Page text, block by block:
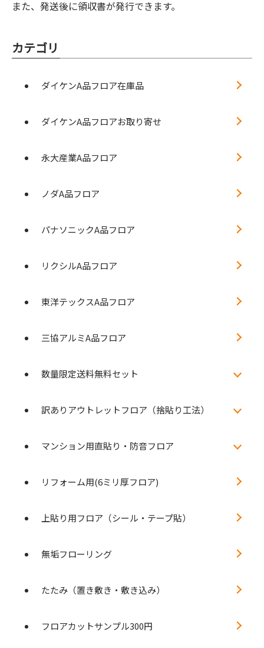
また、発送後に領収書が発行できます。
カテゴリ
ダイケンA品フロア在庫品
ダイケンA品フロアお取り寄せ
永大産業A品フロア
ノダA品フロア
パナソニックA品フロア
リクシルA品フロア
東洋テックスA品フロア
三協アルミA品フロア
数量限定送料無料セット
訳ありアウトレットフロア（捨貼り工法）
マンション用直貼り・防音フロア
リフォーム用(6ミリ厚フロア)
上貼り用フロア（シール・テープ貼）
無垢フローリング
たたみ（置き敷き・敷き込み）
フロアカットサンプル300円